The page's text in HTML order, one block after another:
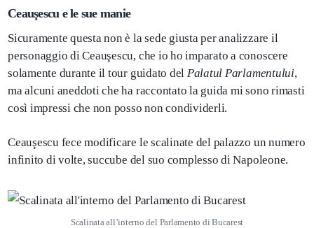
Ceauşescu e le sue manie
Sicuramente questa non è la sede giusta per analizzare il
personaggio di Ceauşescu, che io ho imparato a conoscere
solamente durante il tour guidato del Palatul Parlamentului,
ma alcuni aneddoti che ha raccontato la guida mi sono rimasti
così impressi che non posso non condividerli.
Ceauşescu fece modificare le scalinate del palazzo un numero
infinito di volte, succube del suo complesso di Napoleone.
Scalinata all’interno del Parlamento di Bucarest